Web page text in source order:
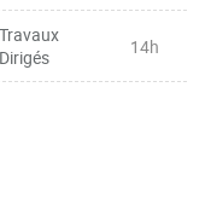
Travaux
Dirigés
14h